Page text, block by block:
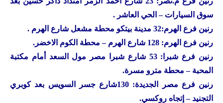
سوق السيارات – الحي العاشر .
رنين فرع الهرم:32 مدينة بيتكو محطة مشعل شارع الهرم .
رنين فرع الهرم: 128 شارع الهرم – محطة الكوم الاخضر.
رنين
فرع شبرا: 53 شارع شبرا مصر مول السعد أمام مكتبة
المحبة – محطة مترو مسرة.
رنين
فرع مصر الجديدة: 130شارع جسر السويس بعد كوبري
التجنيد – إتجاه روكسي.